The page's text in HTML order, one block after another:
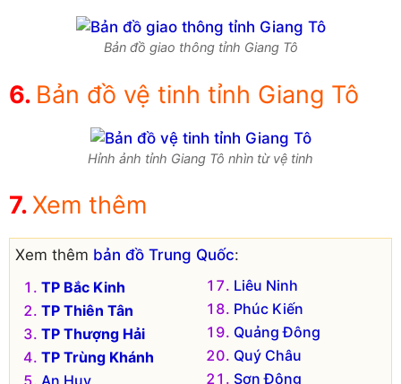
Bản đồ giao thông tỉnh Giang Tô
Bản đồ vệ tinh tỉnh Giang Tô
Hỉnh ảnh tỉnh Giang Tô nhìn từ vệ tinh
Xem thêm
Xem thêm bản đồ Trung Quốc:
TP Bắc Kinh
TP Thiên Tân
TP Thượng Hải
TP Trùng Khánh
Liêu Ninh
Phúc Kiến
Quảng Đông
Quý Châu
Sơn Đông